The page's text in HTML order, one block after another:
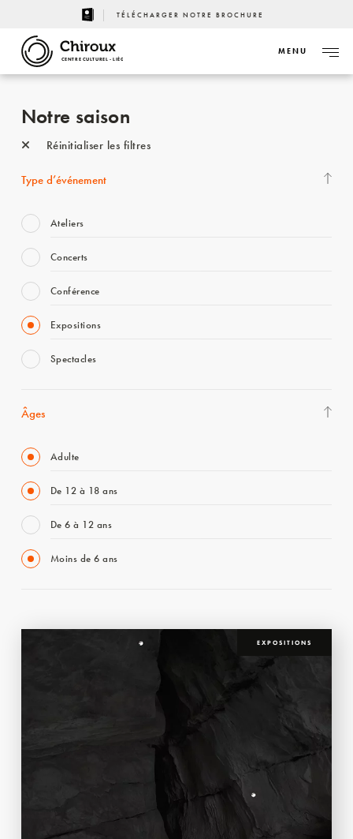
TÉLÉCHARGER NOTRE BROCHURE
CENTRE CULTUREL - LIÈGE
MENU
Notre saison
Réinitialiser les filtres
Type d’événement
Ateliers
Concerts
Conférence
Expositions
Spectacles
Âges
Adulte
De 12 à 18 ans
De 6 à 12 ans
Moins de 6 ans
EXPOSITIONS